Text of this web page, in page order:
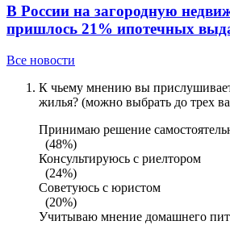
В России на загородную
пришлось 21% ипотечных
Все новости
К чьему мнению вы
жилья? (можно выбрать до трех
Принимаю решение
(48%)
Консультируюсь с риелтором
(24%)
Советуюсь с юристом
(20%)
Учитываю мнение домашнего